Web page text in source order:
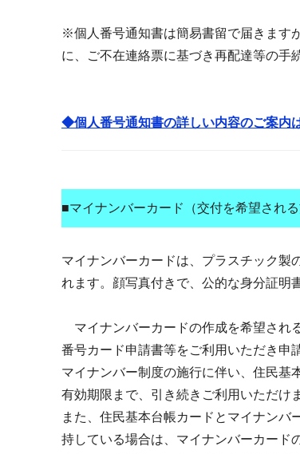
※個人番号通知書は簡易書留で届きます
に、ご不在連絡票に基づき再配達等の手
◆個人番号通知書の詳しい内容のご案内
■マイナンバーカード（交付を希望され
マイナンバーカードは、プラスチック製
れます。顔写真付きで、公的な身分証明
マイナンバーカードの作成を希望され
番号カード申請書等をご利用いただき申
マイナンバー制度の施行に伴い、住民基
有効期限まで、引き続きご利用いただけ
また、住民基本台帳カードとマイナン
持している場合は、マイナンバーカー